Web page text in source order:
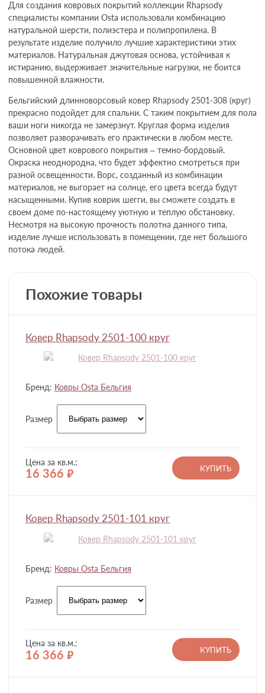
Для создания ковровых покрытий коллекции Rhapsody
специалисты компании Osta использовали комбинацию
натуральной шерсти, полиэстера и полипропилена. В
результате изделие получило лучшие характеристики этих
материалов. Натуральная джутовая основа, устойчивая к
истиранию, выдерживает значительные нагрузки, не боится
повышенной влажности.
Бельгийский длинноворсовый ковер Rhapsody 2501-308 (круг)
прекрасно подойдет для спальни. С таким покрытием для пола
ваши ноги никогда не замерзнут. Круглая форма изделия
позволяет разворачивать его практически в любом месте.
Основной цвет коврового покрытия – темно-бордовый.
Окраска неоднородна, что будет эффектно смотреться при
разной освещенности. Ворс, созданный из комбинации
материалов, не выгорает на солнце, его цвета всегда будут
насыщенными. Купив коврик шегги, вы сможете создать в
своем доме по-настоящему уютную и теплую обстановку.
Несмотря на высокую прочность полотна данного типа,
изделие лучше использовать в помещении, где нет большого
потока людей.
Похожие товары
Ковер Rhapsody 2501-100 круг
Бренд: Ковры Osta Бельгия
Размер
Цена за кв.м.:
16 366 руб.
КУПИТЬ
Ковер Rhapsody 2501-101 круг
Бренд: Ковры Osta Бельгия
Размер
Цена за кв.м.:
16 366 руб.
КУПИТЬ